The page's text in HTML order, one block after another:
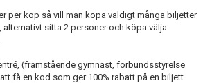
per köp så vill man köpa väldigt många biljetter
sitta 2 personer och köpa välja
(framstående gymnast, förbundsstyrelse
få en kod som ger 100% rabatt på en biljett.